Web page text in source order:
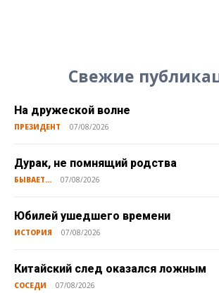
Свежие
На дружеской волне
ПРЕЗИДЕНТ 07/08/2026
Дурак, не помнящий родства
БЫВАЕТ... 07/08/2026
Юбилей ушедшего времени
ИСТОРИЯ 07/08/2026
Китайский след оказался ложным
СОСЕДИ 07/08/2026